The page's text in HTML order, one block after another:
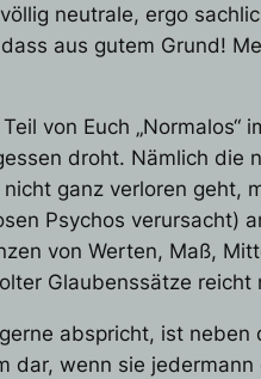
neutrale, ergo
aus gutem Grund!
von Euch „Normalos“
droht. Nämlich
ganz verloren geht,
Psychos verursacht)
von Werten, Maß,
Glaubenssätze
abspricht, ist neben
dar, wenn sie